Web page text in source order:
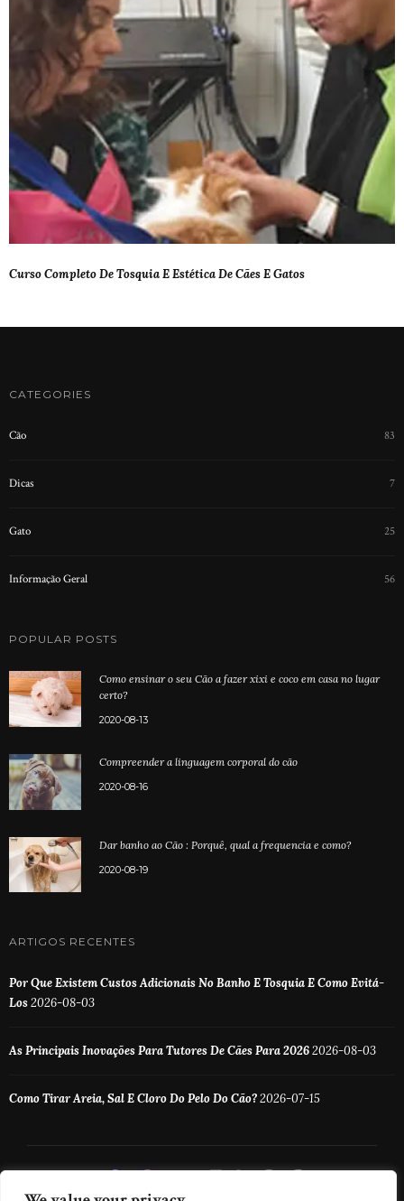
Curso Completo De Tosquia E Estética De Cães E Gatos
CATEGORIES
Cão 83
Dicas 7
Gato 25
Informação Geral 56
POPULAR POSTS
Como ensinar o seu Cão a fazer xixi e coco em casa no lugar
certo?
2020-08-13
Compreender a linguagem corporal do cão
2020-08-16
Dar banho ao Cão : Porquê, qual a frequencia e como?
2020-08-19
ARTIGOS RECENTES
Por Que Existem Custos Adicionais No Banho E Tosquia E Como Evitá-
Los2026-08-03
As Principais Inovações Para Tutores De Cães Para 20262026-08-03
Como Tirar Areia, Sal E Cloro Do Pelo Do Cão?2026-07-15